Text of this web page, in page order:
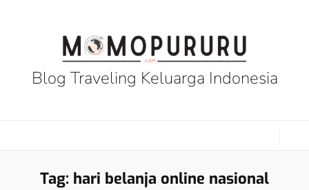
Blog Traveling Keluarga Indonesia
Tag: hari belanja online nasional